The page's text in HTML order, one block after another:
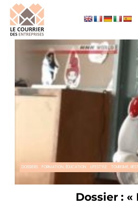
DOSSIERS FORMATION, ÉDUCATION LIFESTYLE TOURISME,
Dossier :